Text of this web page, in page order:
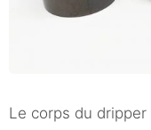
Le corps du